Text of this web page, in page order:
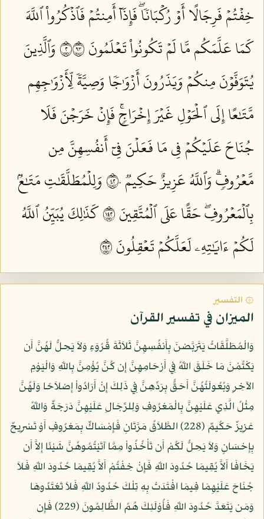
خِفۡتُمۡ فَرِجَالًا أَوۡ رُكۡبَانٗاۖ فَإِذَآ أَمِنتُمۡ فَٱذۡكُرُواْ ٱللَّهَ
كَمَا عَلَّمَكُم مَّا لَمۡ تَكُونُواْ تَعۡلَمُونَ ٢٣٩
وَٱلَّذِينَ
يُتَوَفَّوۡنَ مِنكُمۡ وَيَذَرُونَ أَزۡوَٰجٗا وَصِيَّةٗ لِّأَزۡوَٰجِهِم
مَّتَٰعًا إِلَى ٱلۡحَوۡلِ غَيۡرَ إِخۡرَاجٖۚ فَإِنۡ خَرَجۡنَ فَلَا
جُنَاحَ عَلَيۡكُمۡ فِي مَا فَعَلۡنَ فِيٓ أَنفُسِهِنَّ مِن
مَّعۡرُوفٖۗ وَٱللَّهُ عَزِيزٌ حَكِيمٞ ٢٤٠
وَلِلۡمُطَلَّقَٰتِ مَتَٰعُۢ
بِٱلۡمَعۡرُوفِۖ حَقًّا عَلَى ٱلۡمُتَّقِينَ ٢٤١
كَذَٰلِكَ يُبَيِّنُ ٱللَّهُ
لَكُمۡ ءَايَٰتِهِۦ لَعَلَّكُمۡ تَعۡقِلُونَ ٢٤٢
۞ التفسير
الميزان في تفسير القرآن
وَالْمُطَلَّقَاتُ يَتَرَبَّصْنَ بِأَنفُسِهِنَّ ثَلاَثَةَ قُرُوَءٍ وَلاَ يَحِلُّ لَهُنَّ أَن
يَكْتُمْنَ مَا خَلَقَ اللّهُ فِي أَرْحَامِهِنَّ إِن كُنَّ يُؤْمِنَّ بِاللّهِ وَالْيَوْمِ
الآخِرِ وَبُعُولَتُهُنَّ أَحَقُّ بِرَدِّهِنَّ فِي ذَلِكَ إِنْ أَرَادُواْ إِصْلاَحًا وَلَهُنَّ
مِثْلُ الَّذِي عَلَيْهِنَّ بِالْمَعْرُوفِ وَلِلرِّجَالِ عَلَيْهِنَّ دَرَجَةٌ وَاللّهُ
عَزِيزٌ حَكُيمٌ (228) الطَّلاَقُ مَرَّتَانِ فَإِمْسَاكٌ بِمَعْرُوفٍ أَوْ تَسْرِيحٌ
بِإِحْسَانٍ وَلاَ يَحِلُّ لَكُمْ أَن تَأْخُذُواْ مِمَّا آتَيْتُمُوهُنَّ شَيْئًا إِلاَّ أَن
يَخَافَا أَلاَّ يُقِيمَا حُدُودَ اللّهِ فَإِنْ خِفْتُمْ أَلاَّ يُقِيمَا حُدُودَ اللّهِ فَلاَ
جُنَاحَ عَلَيْهِمَا فِيمَا افْتَدَتْ بِهِ تِلْكَ حُدُودُ اللّهِ فَلاَ تَعْتَدُوهَا
وَمَن يَتَعَدَّ حُدُودَ اللّهِ فَأُوْلَئِكَ هُمُ الظَّالِمُونَ (229) فَإِن